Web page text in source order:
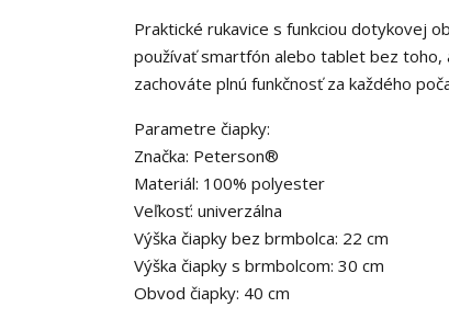
Praktické rukavice s funkciou dotykovej
používať smartfón alebo tablet bez toho,
zachováte plnú funkčnosť za každého
Parametre čiapky:
Značka: Peterson®
Materiál: 100% polyester
Veľkosť: univerzálna
Výška čiapky bez brmbolca: 22 cm
Výška čiapky s brmbolcom: 30 cm
Obvod čiapky: 40 cm